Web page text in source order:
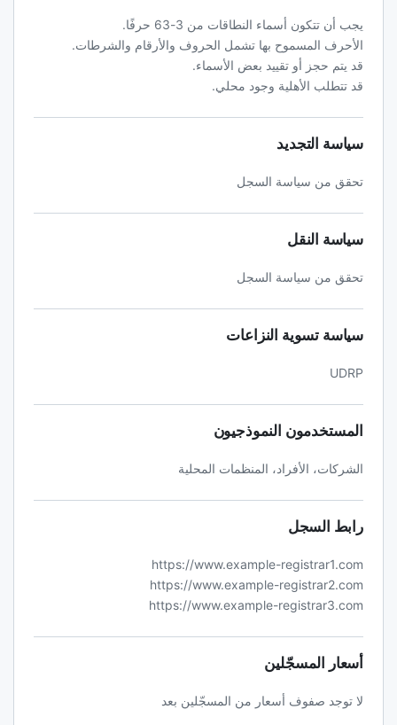
يجب أن تتكون أسماء النطاقات من 3-63 حرفًا.
الأحرف المسموح بها تشمل الحروف والأرقام والشرطات.
قد يتم حجز أو تقييد بعض الأسماء.
قد تتطلب الأهلية وجود محلي.
سياسة التجديد
تحقق من سياسة السجل
سياسة النقل
تحقق من سياسة السجل
سياسة تسوية النزاعات
UDRP
المستخدمون النموذجيون
الشركات، الأفراد، المنظمات المحلية
رابط السجل
https://www.example-registrar1.com
https://www.example-registrar2.com
https://www.example-registrar3.com
أسعار المسجّلين
لا توجد صفوف أسعار من المسجّلين بعد